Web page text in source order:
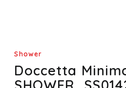
Shower
Doccetta